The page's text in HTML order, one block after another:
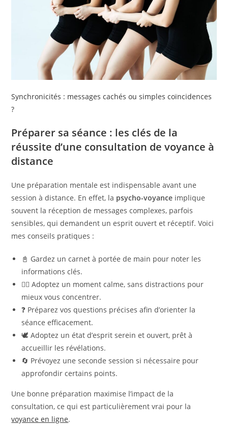
Synchronicités : messages cachés ou simples coïncidences
?
Préparer sa séance : les clés de la
réussite d’une consultation de voyance à
distance
Une préparation mentale est indispensable avant une
session à distance. En effet, la psycho-voyance implique
souvent la réception de messages complexes, parfois
sensibles, qui demandent un esprit ouvert et réceptif. Voici
mes conseils pratiques :
📓 Gardez un carnet à portée de main pour noter les
informations clés.
🧘‍♀️ Adoptez un moment calme, sans distractions pour
mieux vous concentrer.
❓ Préparez vos questions précises afin d’orienter la
séance efficacement.
🕊️ Adoptez un état d’esprit serein et ouvert, prêt à
accueillir les révélations.
🔄 Prévoyez une seconde session si nécessaire pour
approfondir certains points.
Une bonne préparation maximise l’impact de la
consultation, ce qui est particulièrement vrai pour la
voyance en ligne.